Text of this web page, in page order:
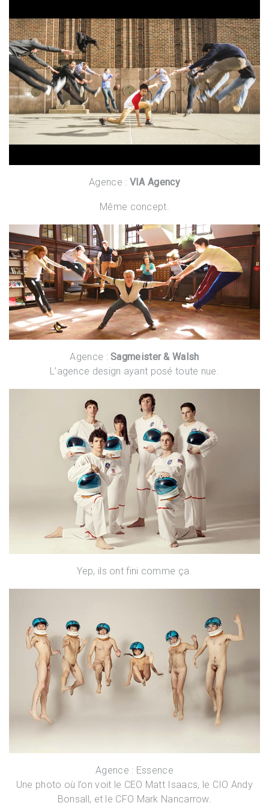
Agence : VIA Agency
Même concept.
Agence :Sagmeister & Walsh
L’agence design ayant posé toute nue.
Yep, ils ont fini comme ça.
Agence : Essence
Une photo où l’on voit le CEO Matt Isaacs, le CIO Andy
Bonsall, et le CFO Mark Nancarrow.